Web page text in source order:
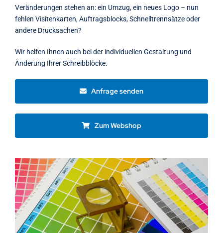
Veränderungen stehen an: ein Umzug, ein neues Logo – nun
fehlen Visitenkarten, Auftragsblocks, Schnelltrennsätze oder
andere Drucksachen?
Wir helfen Ihnen auch bei der individuellen Gestaltung und
Änderung Ihrer Schreibblöcke.
Anfrage senden
Zum Webshop